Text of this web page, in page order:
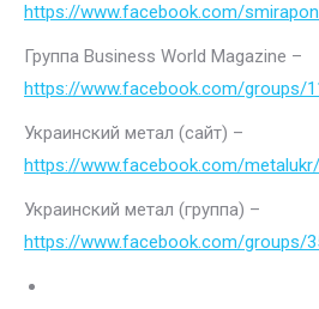
https://www.facebook.com/
Группа Business World Magazine –
https://www.facebook.com/groups/
Украинский метал (сайт) –
https://www.facebook.com/metalukr/
Украинский метал (группа) –
https://www.facebook.com/groups/